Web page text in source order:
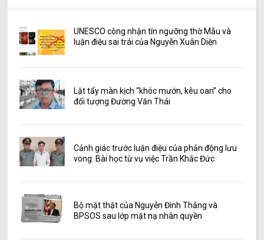
UNESCO công nhận tín ngưỡng thờ Mẫu và
luận điệu sai trái của Nguyễn Xuân Diện
Lật tẩy màn kịch “khóc mướn, kêu oan” cho
đối tượng Đường Văn Thái
Cảnh giác trước luận điệu của phản động lưu
vong: Bài học từ vụ việc Trần Khắc Đức
Bộ mặt thật của Nguyễn Đình Thắng và
BPSOS sau lớp mặt nạ nhân quyền